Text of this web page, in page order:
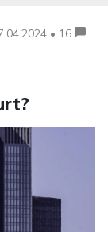
• 16